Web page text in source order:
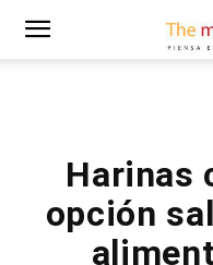
Harinas
opción